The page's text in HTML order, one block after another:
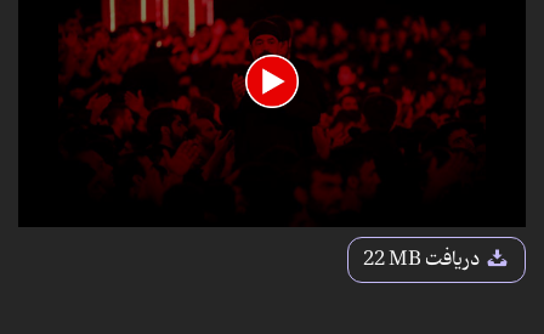
0
دریافت22 MB